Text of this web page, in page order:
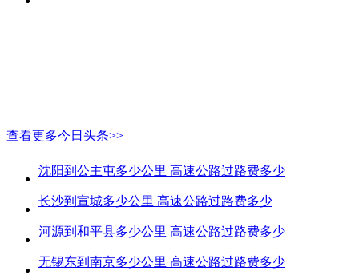
查看更多今日头条>>
沈阳到公主屯多少公里 高速公路过路费多少
长沙到宣城多少公里 高速公路过路费多少
河源到和平县多少公里 高速公路过路费多少
无锡东到南京多少公里 高速公路过路费多少